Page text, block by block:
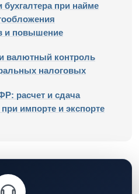
при найме
и повышение
валютный контроль
налоговых
расчет и сдача
импорте и экспорте